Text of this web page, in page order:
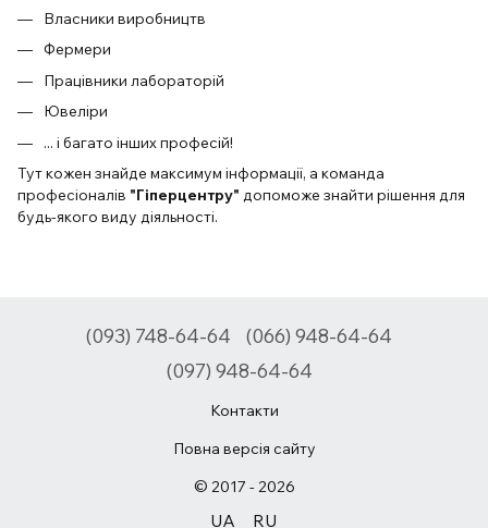
Власники виробництв
Фермери
Працівники лабораторій
Ювеліри
... і багато інших професій!
Тут кожен знайде максимум інформації, а команда
професіоналів "Гіперцентру" допоможе знайти рішення для
будь-якого виду діяльності.
(093) 748-64-64
(066) 948-64-64
(097) 948-64-64
Контакти
Повна версія сайту
© 2017 - 2026
UA RU